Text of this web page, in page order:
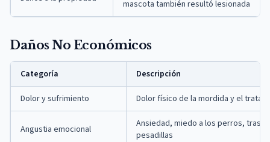
mascota también resultó lesionada
Daños No Económicos
Categoría Descripción
Dolor y sufrimiento Dolor físico de la mordida y el
Angustia emocional
Ansiedad, miedo a los perros,
pesadillas